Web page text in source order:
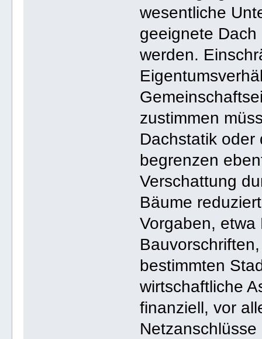
wesentliche
geeignete
werden.
zustimmen
Dachstatik
begrenzen
Verschattung
Bäume
Vorgaben, etwa
bestimmten
wirtschaftliche
finanziell, vor